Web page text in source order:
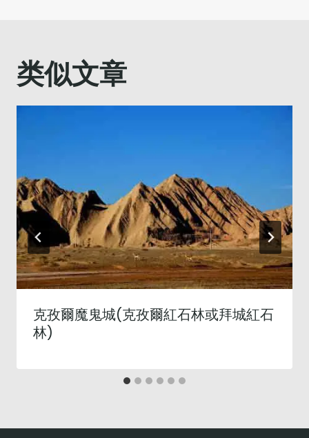
类似文章
克孜爾魔鬼城(克孜爾紅石林或拜城紅石
林)